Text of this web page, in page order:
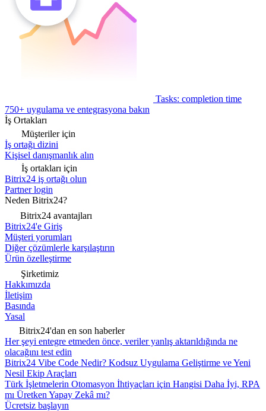
Tasks: completion time
750+ uygulama ve entegrasyona bakın
İş Ortakları
Müşteriler için
İş ortağı dizini
Kişisel danışmanlık alın
İş ortakları için
Bitrix24 iş ortağı olun
Partner login
Neden Bitrix24?
Bitrix24 avantajları
Bitrix24'e Giriş
Müşteri yorumları
Diğer çözümlerle karşılaştırın
Ürün özelleştirme
Şirketimiz
Hakkımızda
İletişim
Basında
Yasal
Bitrix24'dan en son haberler
Her şeyi entegre etmeden önce, veriler yanlış aktarıldığında ne
olacağını test edin
Bitrix24 Vibe Code Nedir? Kodsuz Uygulama Geliştirme ve Yeni
Nesil Ekip Araçları
Türk İşletmelerin Otomasyon İhtiyaçları için Hangisi Daha İyi, RPA
mı Üretken Yapay Zekâ mı?
Ücretsiz başlayın